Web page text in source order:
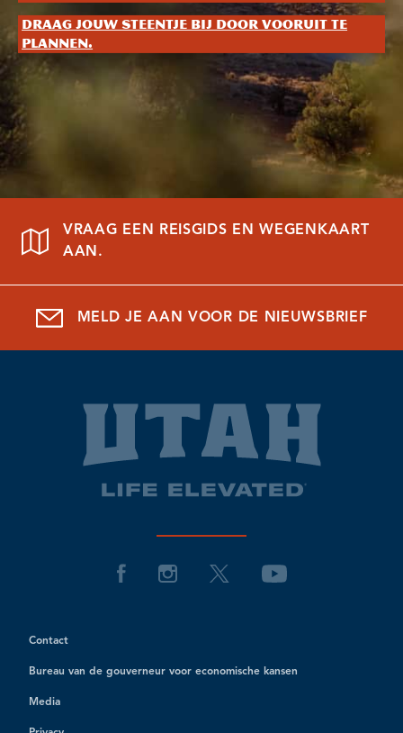
Draag jouw steentje bij door vooruit te
plannen.
VRAAG EEN REISGIDS EN WEGENKAART
AAN.
MELD JE AAN VOOR DE NIEUWSBRIEF
Contact
Bureau van de gouverneur voor economische kansen
Media